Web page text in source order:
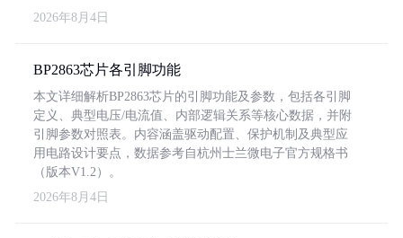
2026年8月4日
BP2863芯片各引脚功能
本文详细解析BP2863芯片的引脚功能及参数，包括各引脚
定义、典型电压/电流值、内部逻辑关系等核心数据，并附
引脚参数对照表。内容涵盖驱动配置、保护机制及典型应
用电路设计要点，数据参考自杭州士兰微电子官方规格书
（版本V1.2）。
2026年8月4日